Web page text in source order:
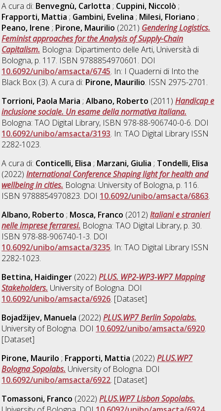
A cura di: Benvegnù, Carlotta ; Cuppini, Niccolò ;
Frapporti, Mattia ; Gambini, Evelina ; Milesi, Floriano ;
Peano, Irene ; Pirone, Maurilio (2021) Gendering Logistics.
Feminist approaches for the Analysis of Supply-Chain
Capitalism. Bologna: Dipartimento delle Arti, Università di
Bologna, p. 117. ISBN 9788854970601. DOI
10.6092/unibo/amsacta/6745. In: I Quaderni di Into the
Black Box (3). A cura di: Pirone, Maurilio. ISSN 2975-2701.
Torrioni, Paola Maria ;Albano, Roberto (2011)Handicap e
inclusione sociale. Un esame della normativa italiana.
Bologna: TAO Digital Library, ISBN 978-88-906740-0-6. DOI
10.6092/unibo/amsacta/3193. In: TAO Digital Library ISSN
2282-1023.
A cura di: Conticelli, Elisa ; Marzani, Giulia ; Tondelli, Elisa
(2022)International Conference Shaping light for health and
wellbeing in cities. Bologna: University of Bologna, p. 116.
ISBN 9788854970823. DOI 10.6092/unibo/amsacta/6863.
Albano, Roberto ; Mosca, Franco (2012)Italiani e stranieri
nelle imprese ferraresi. Bologna: TAO Digital Library, p. 30.
ISBN 978-88-906740-1-3. DOI
10.6092/unibo/amsacta/3235. In: TAO Digital Library ISSN
2282-1023.
Bettina, Haidinger (2022)PLUS. WP2-WP3-WP7 Mapping
Stakeholders. University of Bologna. DOI
10.6092/unibo/amsacta/6926. [Dataset]
Bojadžijev, Manuela (2022)PLUS.WP7 Berlin Sopolabs.
University of Bologna. DOI 10.6092/unibo/amsacta/6920.
[Dataset]
Pirone, Maurilo ; Frapporti, Mattia (2022)PLUS.WP7
Bologna Sopolabs. University of Bologna. DOI
10.6092/unibo/amsacta/6922. [Dataset]
Tomassoni, Franco (2022)PLUS.WP7 Lisbon Sopolabs.